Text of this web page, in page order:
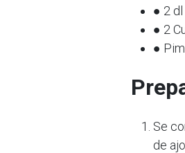
● 2
● 2
●
Se
de